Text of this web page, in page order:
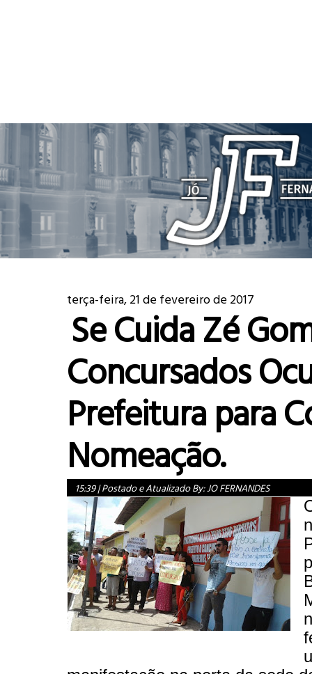
terça-feira, 21 de fevereiro de 2017
Se Cuida Zé
Concursados
Prefeitura para
Nomeação.
15:39|Postado e Atualizado By:JO FERNANDES